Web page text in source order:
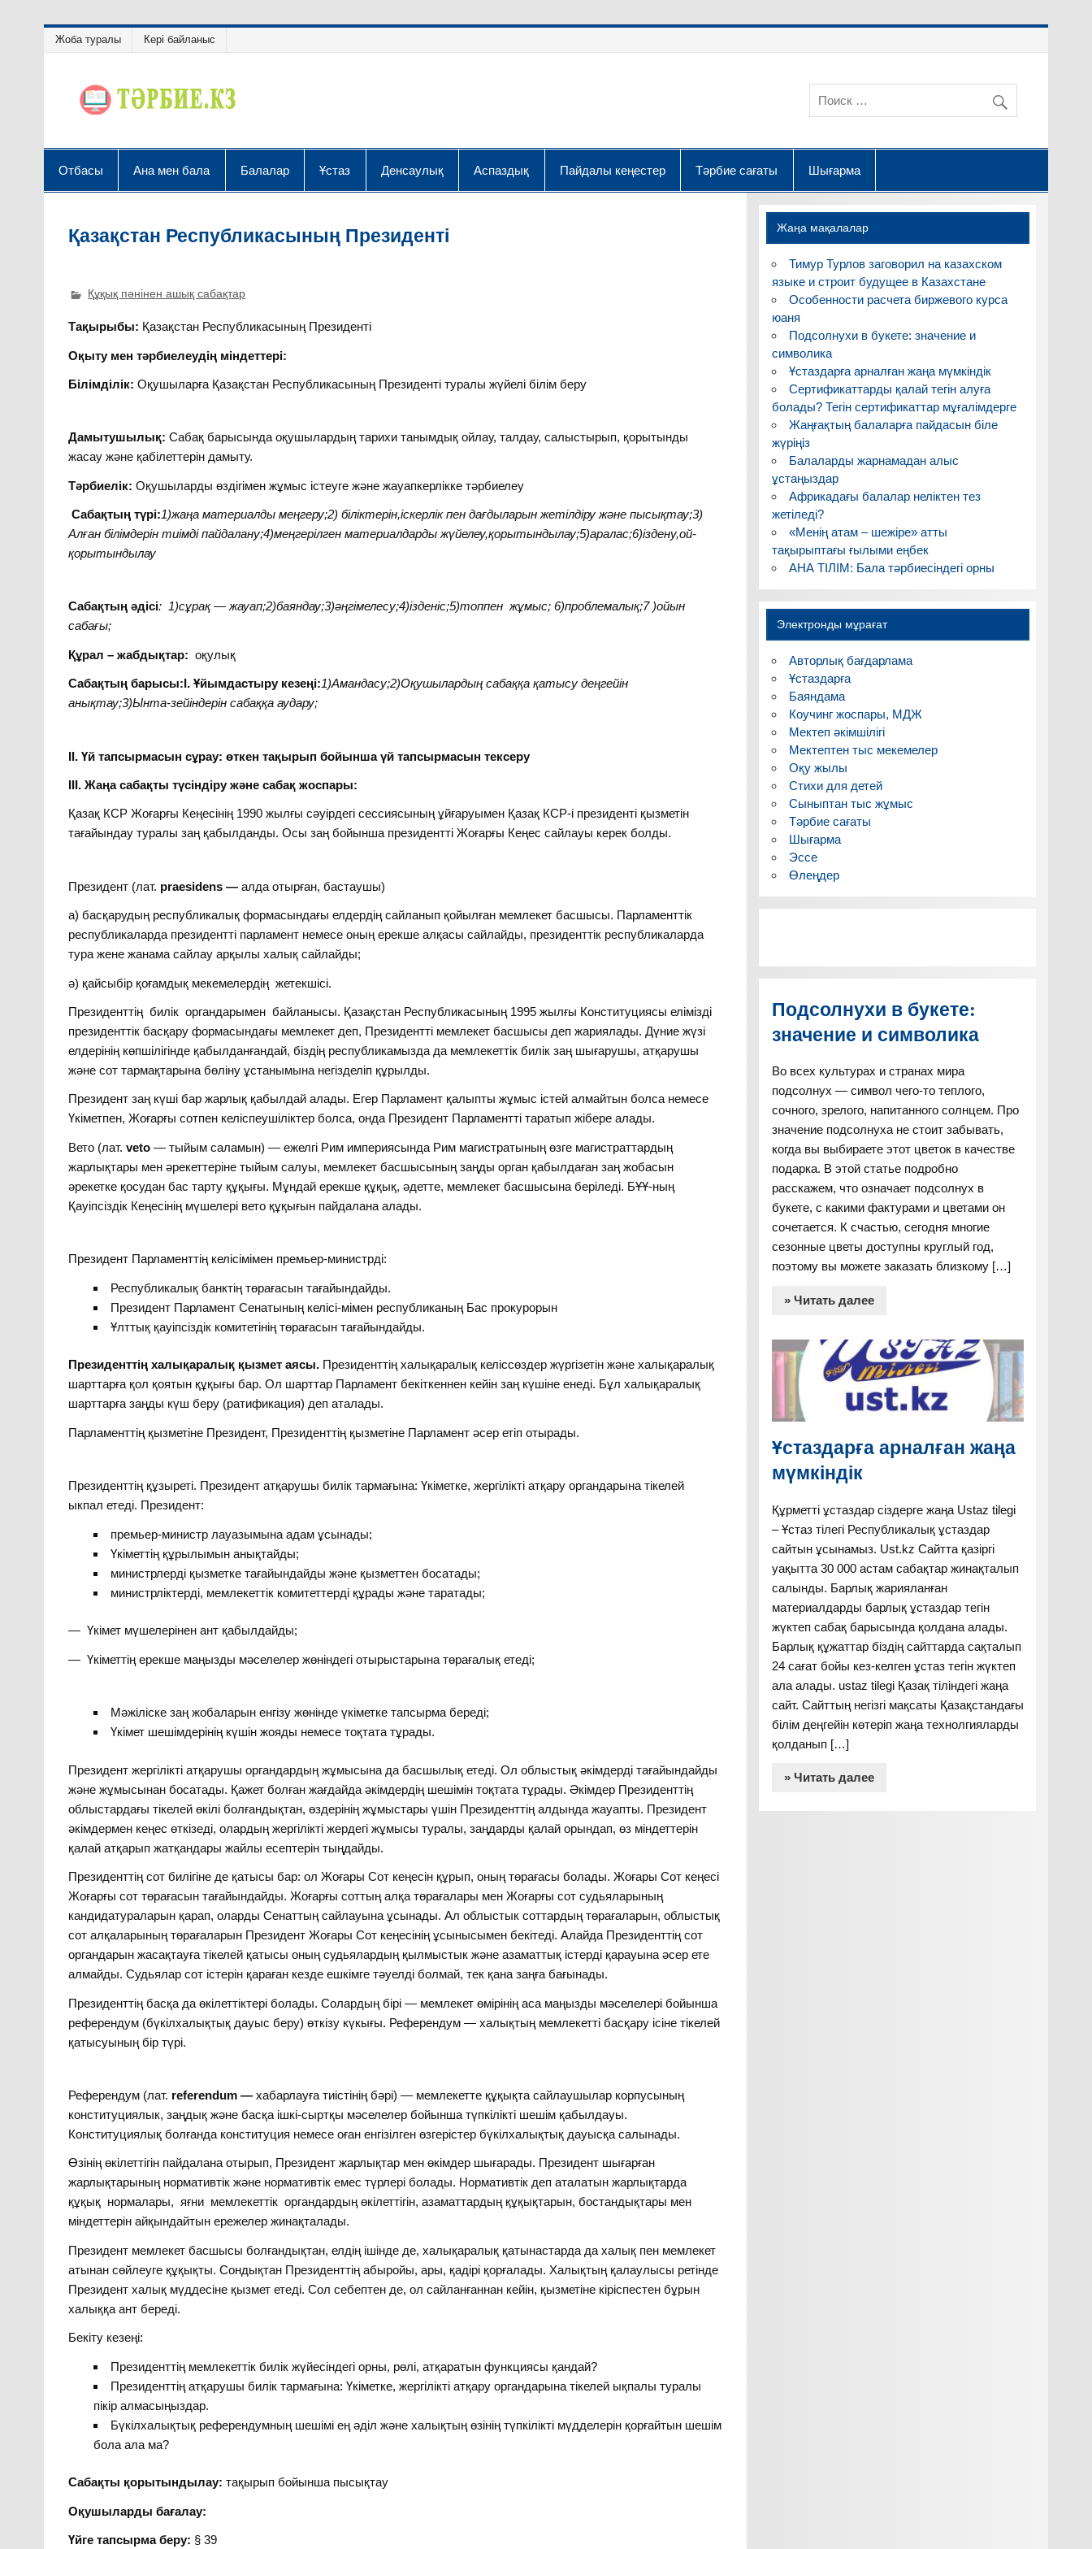
Жоба туралы Кері байланыс
Отбасы Ана мен бала Балалар Ұстаз Денсаулық Аспаздық Пайдалы кеңестер Тәрбие сағаты Шығарма
Қазақстан Республикасының Президенті
Құқық пәнінен ашық сабақтар
Тақырыбы: Қазақстан Республикасының Президенті
Оқыту мен тәрбиелеудің міндеттері:
Білімділік: Оқушыларға Қазақстан Республикасының Президенті туралы жүйелі білім беру
Дамытушылық:Сабақ барысында оқушылардың тарихи танымдық ойлау, талдау, салыстырып, қорытынды
жасау және қабілеттерін дамыту.
Тәрбиелік:Оқушыларды өздігімен жұмыс істеуге және жауапкерлікке тәрбиелеу
Сабақтың түрі:1)жаңа материалды меңгеру;2) біліктерін,іскерлік пен дағдыларын жетілдіру және пысықтау;3)
Алған білімдерін тиімді пайдалану;4)меңгерілген материалдарды жүйелеу,қорытындылау;5)аралас;6)іздену,ой-
қорытындылау
Сабақтың әдісі: 1)сұрақ — жауап;2)баяндау;3)әңгімелесу;4)ізденіс;5)топпен жұмыс; 6)проблемалық;7 )ойын
сабағы;
Құрал – жабдықтар: оқулық
Сабақтың барысы:І. Ұйымдастыру кезеңі:1)Амандасу;2)Оқушылардың сабаққа қатысу деңгейін
анықтау;3)Ынта-зейіндерін сабаққа аудару;
ІІ. Үй тапсырмасын сұрау: өткен тақырып бойынша үй тапсырмасын тексеру
ІІІ. Жаңа сабақты түсіндіру және сабақ жоспары:
Қазақ КСР Жоғарғы Кеңесінің 1990 жылғы сәуірдегі сессиясының ұйғаруымен Қазақ КСР-і президенті қызметін
тағайындау туралы заң қабылданды. Осы заң бойынша президентті Жоғарғы Кеңес сайлауы керек болды.
Президент (лат. praesidens —алда отырған, бастаушы)
а) басқарудың республикалық формасындағы елдердің сайланып қойылған мемлекет басшысы. Парламенттік
республикаларда президентті парламент немесе оның ерекше алқасы сайлайды, президенттік республикаларда
тура жене жанама сайлау арқылы халық сайлайды;
ә) қайсыбір қоғамдық мекемелердің жетекшісі.
Президенттің билік органдарымен байланысы. Қазақстан Республикасының 1995 жылғы Консти­туциясы елімізді
президенттік басқару формасындағы мемлекет деп, Президентті мемлекет басшысы деп жариялады. Дүние жүзі
елдерінің көпшілігінде қабылданғандай, біздің республикамызда да мемлекеттік билік заң шығарушы, атқарушы
және сот тармақтарына бөліну ұстанымына негізделіп құрылды.
Президент заң күші бар жарлық қабылдай алады. Егер Парламент қалыпты жұмыс істей алмайтын болса немесе
Үкіметпен, Жоғарғы сотпен келіспеушіліктер болса, онда Президент Парламентті таратып жібере алады.
Вето (лат.veto — тыйым саламын) — ежелгі Рим империясында Рим магистратының өзге магистраттардың
жарлықтары мен әрекеттеріне тыйым салуы, мемлекет басшысының заңды орган қабылдаған заң жобасын
әрекетке қосудан бас тарту құқығы. Мұндай ерекше құқық, әдетте, мемлекет басшысына беріледі. БҰҰ-ның
Қауіпсіздік Кеңесінің мүшелері вето құқығын пайдалана алады.
Президент Парламенттің келісімімен премьер-министрді:
Республикалық банктің төрағасын тағайындайды.
Президент Парламент Сенатының келісі-мімен республиканың Бас прокурорын
Ұлттық қауіпсіздік комитетінің төрағасын тағайындайды.
Президенттің халықаралық қызмет аясы. Президенттің халықаралық келіссөздер жүргізетін және халықаралық
шарттарға қол қоятын құқығы бар. Ол шарттар Парламент бекіткеннен кейін заң күшіне енеді. Бұл халықаралық
шарттарға заңды күш беру (ратифи­кация) деп аталады.
Парламенттің қызметіне Президент, Президенттің қызметіне Парламент әсер етіп отырады.
Президенттің құзыреті. Президент атқарушы билік тармағына: Үкіметке, жергілікті атқару органдарына тікелей
ыкпал етеді. Президент:
премьер-министр лауазымына адам ұсынады;
Үкіметтің құрылымын анықтайды;
министрлерді қызметке тағайындайды және қызметтен босатады;
министрліктерді, мемлекеттік комитеттерді құрады және таратады;
— Үкімет мүшелерінен ант қабылдайды;
— Үкіметтің ерекше маңызды мәселелер жөніндегі отырыстарына төрағалық етеді;
Мәжіліске заң жобаларын енгізу жөнінде үкіметке тапсырма береді;
Үкімет шешімдерінің күшін жояды немесе тоқтата тұрады.
Президент жергілікті атқарушы органдардың жұмысына да басшылық етеді. Ол облыстық әкімдерді тағайындайды
және жұмысынан босатады. Қажет болған жағдайда әкімдердің шешімін тоқтата тұрады. Әкімдер Президенттің
облыстардағы тікелей өкілі болғандықтан, өздерінің жұмыстары үшін Президенттің алдында жауапты. Президент
әкімдермен кеңес өткізеді, олардың жергілікті жердегі жұмысы туралы, заңдарды қалай орындап, өз міндеттерін
қалай атқарып жатқандары жайлы есептерін тыңдайды.
Президенттің сот билігіне де қатысы бар: ол Жоғары Сот кеңесін құрып, оның төрағасы болады. Жоғары Сот кеңесі
Жоғарғы сот төрағасын тағайындайды. Жоғарғы соттың алқа төрағалары мен Жоғарғы сот судьяларының
кандидатураларын қарап, оларды Сенаттың сайлауына ұсынады. Ал облыстык соттардың төрағаларын, облыс­тық
сот алқаларының төрағаларын Президент Жоғары Сот кеңесінің ұсынысымен бекітеді. Алайда Президенттің сот
органдарын жасақтауға тікелей қатысы оның судьялардың қылмыстык және азаматтық істерді қарауына әсер ете
алмайды. Судьялар сот істерін қараған кезде ешкімге тәуелді болмай, тек қана заңға бағынады.
Президенттің басқа да өкілеттіктері болады. Солардың бірі — мемлекет өмірінің аса маңызды мәселелері бойынша
референдум (бүкілхалықтық дауыс беру) өткізу күкығы. Референдум — халықтың мемлекетті басқару ісіне тікелей
қатысуының бір түрі.
Референдум (лат. referendum —хабарлауға тиістінің бәрі) — мемле­кетте құқықта сайлаушылар корпусының
конституциялык, заңдық және басқа ішкі-сыртқы мәселелер бойынша түпкілікті шешім қабылдауы.
Конституциялық болғанда конституция немесе оған енгізілген өзгерістер бүкілхалықтық дауысқа салынады.
Өзінің өкілеттігін пайдалана отырып, Президент жарлықтар мен өкімдер шығарады. Президент шығарған
жарлықтарының нормативтік және нормативтік емес түрлері болады. Нормативтік деп аталатын жарлықтарда
құқық нормалары, яғни мемлекеттік органдардың өкілеттігін, азаматтардың құқықтарын, бостандықтары мен
міндеттерін айқындайтын ережелер жинақталады.
Президент мемлекет басшысы болғандықтан, елдің ішінде де, халықаралық қатынастарда да халық пен мемлекет
атынан сөйлеуге құқықты. Сондықтан Президенттің абыройы, ары, қадірі қорғалады. Халықтың қалаулысы ретінде
Президент халық мүддесіне қызмет етеді. Сол себептен де, ол сайланғаннан кейін, қызметіне кіріспестен бұрын
халыққа ант береді.
Бекіту кезеңі:
Президенттің мемлекеттік билік жүйесіндегі орны, рөлі, атқаратын функциясы қандай?
Президенттің атқарушы билік тармағына: Үкіметке, жергілікті атқару органдарына тікелей ықпалы туралы
пікір алмасыңыздар.
Бүкілхалықтық референдумның шешімі ең әділ және халықтың өзінің түпкілікті мүдделерін қорғайтын шешім
бола ала ма?
Сабақты қорытындылау: тақырып бойынша пысықтау
Оқушыларды бағалау:
Үйге тапсырма беру: § 39
Жаңа мақалалар
Тимур Турлов заговорил на казахском
языке и строит будущее в Казахстане
Особенности расчета биржевого курса
юаня
Подсолнухи в букете: значение и
символика
Ұстаздарға арналған жаңа мүмкіндік
Сертификаттарды қалай тегін алуға
болады? Тегін сертификаттар мұғалімдерге
Жаңғақтың балаларға пайдасын біле
жүріңіз
Балаларды жарнамадан алыс
ұстаңыздар
Африкадағы балалар неліктен тез
жетіледі?
«Менің атам – шежіре» атты
тақырыптағы ғылыми еңбек
АНА ТІЛІМ: Бала тәрбиесіндегі орны
Электронды мұрағат
Авторлық бағдарлама
Ұстаздарға
Баяндама
Коучинг жоспары, МДЖ
Мектеп әкімшілігі
Мектептен тыс мекемелер
Оқу жылы
Стихи для детей
Сыныптан тыс жұмыс
Тәрбие сағаты
Шығарма
Эссе
Өлеңдер
Подсолнухи в букете:
значение и символика
Во всех культурах и странах мира
подсолнух — символ чего-то теплого,
сочного, зрелого, напитанного солнцем. Про
значение подсолнуха не стоит забывать,
когда вы выбираете этот цветок в качестве
подарка. В этой статье подробно
расскажем, что означает подсолнух в
букете, с какими фактурами и цветами он
сочетается. К счастью, сегодня многие
сезонные цветы доступны круглый год,
поэтому вы можете заказать близкому […]
» Читать далее
Ұстаздарға арналған жаңа
мүмкіндік
Құрметті ұстаздар сіздерге жаңа Ustaz tilegi
– Ұстаз тілегі Республикалық ұстаздар
сайтын ұсынамыз. Ust.kz Сайтта қазіргі
уақытта 30 000 астам сабақтар жинақталып
салынды. Барлық жарияланған
материалдарды барлық ұстаздар тегін
жүктеп сабақ барысында қолдана алады.
Барлық құжаттар біздің сайттарда сақталып
24 сағат бойы кез-келген ұстаз тегін жүктеп
ала алады. ustaz tilegi Қазақ тіліндегі жаңа
сайт. Сайттың негізгі мақсаты Қазақстандағы
білім деңгейін көтеріп жаңа технолгияларды
қолданып […]
» Читать далее